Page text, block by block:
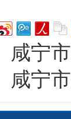
咸宁
咸宁